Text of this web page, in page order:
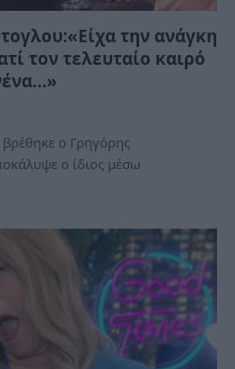
την ανάγκη
τον τελευταίο καιρό
ο Γρηγόρης
ο ίδιος μέσω